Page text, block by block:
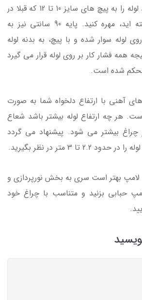
قرار دارد که می توانید لوله را به پیچ های سایز 10 تا 12 که قبلا در
داخل زمین کار گذاشته اید، مهره کنید. پایه 90 سانتی نیز به
لوله سوار شده و با پیچ، به بدنه لوله
همه فشار کار بر روی لوله قرار می گیرد
شده است.
آهنی با ارتفاع دلخواه شما به صورت
هر چه ارتفاع لوله بیشتر باشد شعاع
بیشتر می شود. پیشنهاد می گردد
تا 3 متر در نظر بگیرید.
لامپ بهتر است سری به بخش نورپردازی و
حبابی بزنید و متناسب با چراغ خود